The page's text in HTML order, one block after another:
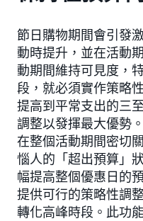
節日購物期間會引發
動時提升，並在活動
動期間維持可見度，
段，就必須實作策略
提高到平常支出的三
調整以發揮最大優勢。
在整個活動期間密切
惱人的「超出預算」
幅提高整個優惠日的
提供可行的策略性調
轉化高峰時段。此功